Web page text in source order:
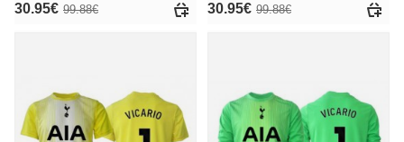
30.95€ 99.88€ 30.95€ 99.88€